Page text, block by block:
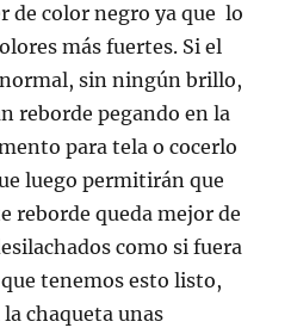
de color negro ya que lo
más fuertes. Si el
sin ningún brillo,
reborde pegando en la
para tela o cocerlo
luego permitirán que
reborde queda mejor de
como si fuera
tenemos esto listo,
chaqueta unas